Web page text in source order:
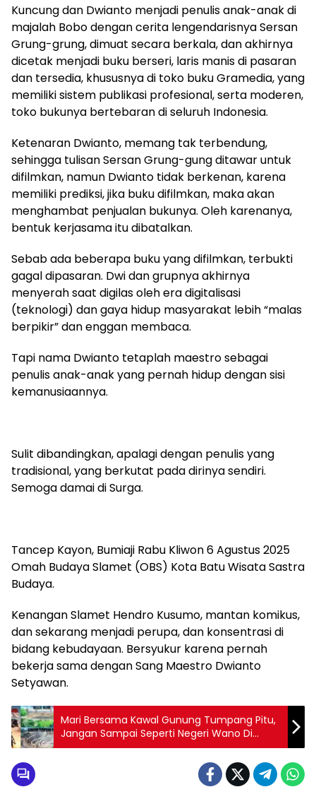
Kuncung dan Dwianto menjadi penulis anak-anak di
majalah Bobo dengan cerita lengendarisnya Sersan
Grung-grung, dimuat secara berkala, dan akhirnya
dicetak menjadi buku berseri, laris manis di pasaran
dan tersedia, khususnya di toko buku Gramedia, yang
memiliki sistem publikasi profesional, serta moderen,
toko bukunya bertebaran di seluruh Indonesia.
Ketenaran Dwianto, memang tak terbendung,
sehingga tulisan Sersan Grung-gung ditawar untuk
difilmkan, namun Dwianto tidak berkenan, karena
memiliki prediksi, jika buku difilmkan, maka akan
menghambat penjualan bukunya. Oleh karenanya,
bentuk kerjasama itu dibatalkan.
Sebab ada beberapa buku yang difilmkan, terbukti
gagal dipasaran. Dwi dan grupnya akhirnya
menyerah saat digilas oleh era digitalisasi
(teknologi) dan gaya hidup masyarakat lebih “malas
berpikir” dan enggan membaca.
Tapi nama Dwianto tetaplah maestro sebagai
penulis anak-anak yang pernah hidup dengan sisi
kemanusiaannya.
Sulit dibandingkan, apalagi dengan penulis yang
tradisional, yang berkutat pada dirinya sendiri.
Semoga damai di Surga.
Tancep Kayon, Bumiaji Rabu Kliwon 6 Agustus 2025
Omah Budaya Slamet (OBS) Kota Batu Wisata Sastra
Budaya.
Kenangan Slamet Hendro Kusumo, mantan komikus,
dan sekarang menjadi perupa, dan konsentrasi di
bidang kebudayaan. Bersyukur karena pernah
bekerja sama dengan Sang Maestro Dwianto
Setyawan.
Mari Bersama Kawal Gunung Tumpang Pitu,
Jangan Sampai Seperti Negeri Wano Di
Serial One Piece